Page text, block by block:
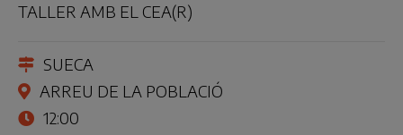
TALLER AMB EL CEA(R)
SUECA
ARREU DE LA POBLACIÓ
12:00